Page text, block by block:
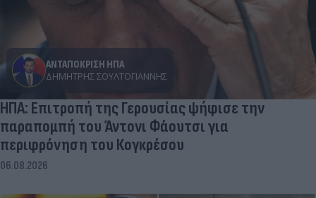
ΑΝΤΑΠΟΚΡΙΣΗ ΗΠΑ
ΔΗΜΉΤΡΗΣ ΣΟΥΛΤΟΓΙΆΝΝΗΣ
ΗΠΑ: Επιτροπή της Γερουσίας ψήφισε την
παραπομπή του Άντονι Φάουτσι για
περιφρόνηση του Κογκρέσου
06.08.2026